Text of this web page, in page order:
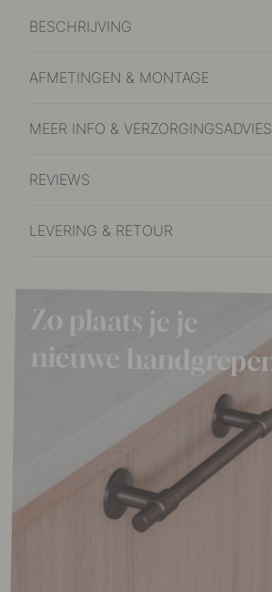
BESCHRIJVING
AFMETINGEN & MONTAGE
MEER INFO & VERZORGINGSADVIES
REVIEWS
LEVERING & RETOUR